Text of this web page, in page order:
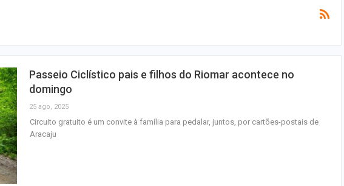
Passeio Ciclístico pais e filhos do Riomar acontece no
domingo
25 ago, 2025
Circuito gratuito é um convite à família para pedalar, juntos, por cartões-postais de
Aracaju
Champagne: Uma Viagem
A Fabulosa Maquina do
Tempo
Homem Aranha: Um Novo